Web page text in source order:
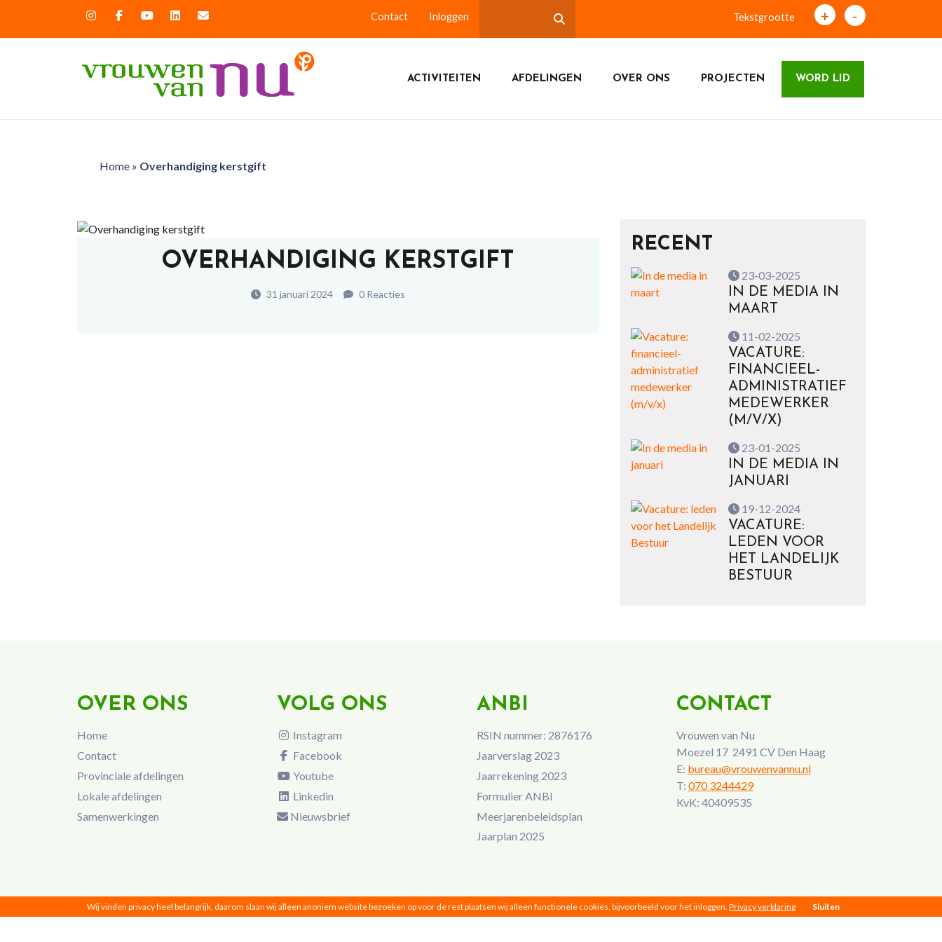
Contact Inloggen Tekstgrootte + -
ACTIVITEITEN AFDELINGEN OVER ONS PROJECTEN WORD LID
Home» Overhandiging kerstgift
OVERHANDIGING KERSTGIFT
31 januari 2024 0 Reacties
RECENT
23-03-2025
IN DE MEDIA IN
MAART
11-02-2025
VACATURE:
FINANCIEEL-
ADMINISTRATIEF
MEDEWERKER
(M/V/X)
23-01-2025
IN DE MEDIA IN
JANUARI
19-12-2024
VACATURE:
LEDEN VOOR
HET LANDELIJK
BESTUUR
OVER ONS
Home
Contact
Provinciale afdelingen
Lokale afdelingen
Samenwerkingen
VOLG ONS
Instagram
Facebook
Youtube
Linkedin
Nieuwsbrief
ANBI
RSIN nummer: 2876176
Jaarverslag 2023
Jaarrekening 2023
Formulier ANBI
Meerjarenbeleidsplan
Jaarplan 2025
CONTACT
Vrouwen van Nu
Moezel 17 2491 CV Den Haag
E: bureau@vrouwenvannu.nl
T: 070 3244429
KvK: 40409535
Wij vinden privacy heel belangrijk, daarom slaan wij alleen anoniem website bezoeken op voor de rest plaatsen wij alleen functionele cookies, bijvoorbeeld voor het inloggen. Privacy verklaring Sluiten